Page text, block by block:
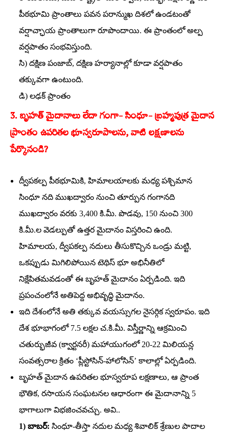
పీఠభూమి ప్రాంతాలు పవన పరాన్ముఖ దిశలో ఉండటంతో
వర్షాచ్ఛాయ ప్రాంతాలుగా రూపొందాయి. ఈ ప్రాంతంలో అల్ప
వర్షపాతం సంభవిస్తుంది.
సి) దక్షిణ పంజాబ్‌, దక్షిణ హర్యానాల్లో కూడా వర్షపాతం
తక్కువగా ఉంటుంది.
డి) లఢక్‌ ప్రాంతం
3. బృహత్‌ మైదానాలు లేదా గంగా- సింధూ- బ్రహ్మపుత్ర మైదాన
ప్రాంతం ఉపరితల భూస్వరూపాలను, వాటి లక్షణాలను
పేర్కొనండి?
ద్వీపకల్ప పీఠభూమికి, హిమాలయాలకు మధ్య పశ్చిమాన
సింధూ నది ముఖద్వారం నుంచి తూర్పున గంగానది
ముఖద్వారం వరకు 3,400 కి.మీ. పొడవు, 150 నుంచి 300
కి.మీ.ల వెడల్పుతో ఉత్తర మైదానం విస్తరించి ఉంది.
హిమాలయ, ద్వీపకల్ప నదులు తీసుకొచ్చిన ఒండ్రు మట్టి,
ఒకప్పుడు మిగిలిపోయిన టెథిస్‌ భూ అభినీతిలో
నిక్షేపితమవడంతో ఈ బృహత్‌ మైదానం ఏర్పడింది. ఇది
ప్రపంచంలోనే అతిపెద్ద అభివృద్ధి మైదానం.
ఇది దేశంలోనే అతి తక్కువ వయస్సుగల నైసర్గిక స్వరూపం. ఇది
దేశ భూభాగంలో 7.5 లక్షల చ.కి.మీ. విస్తీర్ణాన్ని ఆక్రమించి
చతుర్భుజీవ (క్వార్టనరీ) మహాయుగంలో 20-22 మిలియన్ల
సంవత్సరాల క్రితం ‘ప్లీస్టోసిన్‌-హాలోసిన్‌’ కాలాల్లో ఏర్పడింది.
బృహత్‌ మైదాన ఉపరితల భూస్వరూప లక్షణాలు, ఆ ప్రాంత
భౌతిక, రసాయన సంఘటనల ఆధారంగా ఈ మైదానాన్ని 5
భాగాలుగా విభజించవచ్చు. అవి..
1) బాబర్‌: సింధూ-తీస్తా నదుల మధ్య శివాలిక్‌ శ్రేణుల పాదాల